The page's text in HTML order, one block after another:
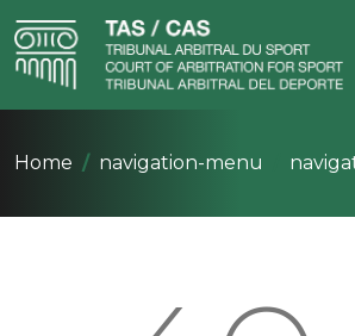
Home navigation-menu